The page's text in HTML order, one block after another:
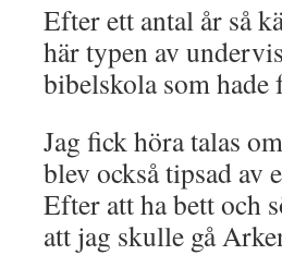
Efter ett antal år så
här typen av
bibelskola som hade
Jag fick höra talas
blev också tipsad av
Efter att ha bett och
att jag skulle gå